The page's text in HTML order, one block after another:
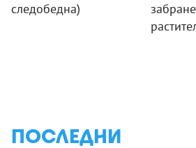
следобедна)
ПОСЛЕДНИ